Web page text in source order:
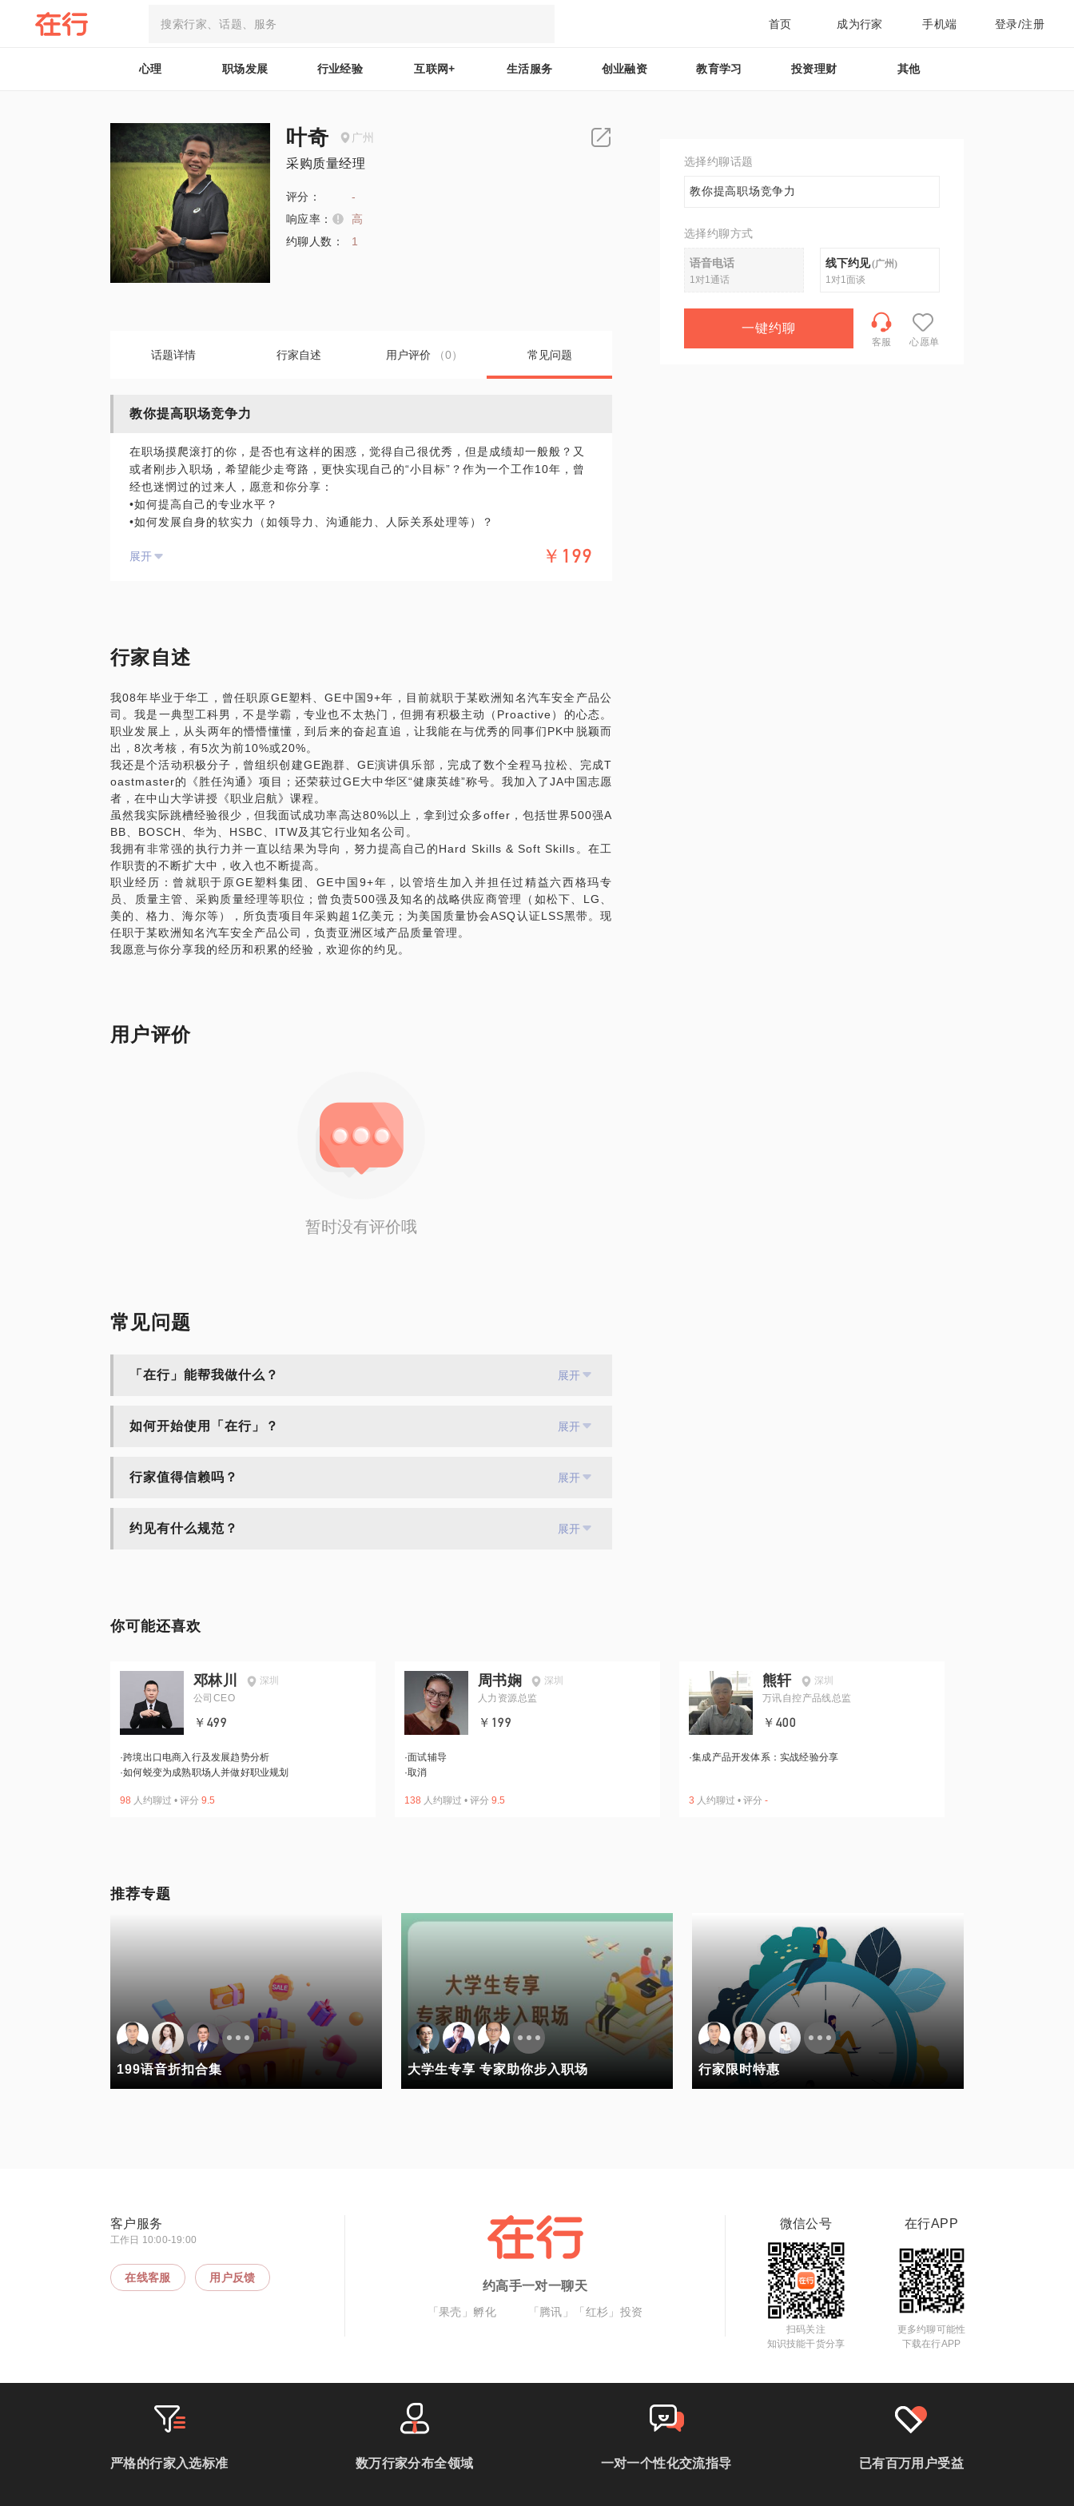
首页 成为行家 手机端 登录/注册
心理 职场发展 行业经验 互联网+ 生活服务 创业融资 教育学习 投资理财 其他
叶奇 广州
采购质量经理
评分：
-
响应率：
高
约聊人数：
1
话题详情 行家自述 用户评价 （0） 常见问题
教你提高职场竞争力
在职场摸爬滚打的你，是否也有这样的困惑，觉得自己很优秀，但是成绩却一般般？又
或者刚步入职场，希望能少走弯路，更快实现自己的“小目标”？作为一个工作10年，曾
经也迷惘过的过来人，愿意和你分享：
•如何提高自己的专业水平？
•如何发展自身的软实力（如领导力、沟通能力、人际关系处理等）？
展开
￥199
行家自述
我08年毕业于华工，曾任职原GE塑料、GE中国9+年，目前就职于某欧洲知名汽车安全产品公
司。我是一典型工科男，不是学霸，专业也不太热门，但拥有积极主动（Proactive）的心态。
职业发展上，从头两年的懵懵懂懂，到后来的奋起直追，让我能在与优秀的同事们PK中脱颖而
出，8次考核，有5次为前10%或20%。
我还是个活动积极分子，曾组织创建GE跑群、GE演讲俱乐部，完成了数个全程马拉松、完成T
oastmaster的《胜任沟通》项目；还荣获过GE大中华区“健康英雄”称号。我加入了JA中国志愿
者，在中山大学讲授《职业启航》课程。
虽然我实际跳槽经验很少，但我面试成功率高达80%以上，拿到过众多offer，包括世界500强A
BB、BOSCH、华为、HSBC、ITW及其它行业知名公司。
我拥有非常强的执行力并一直以结果为导向，努力提高自己的Hard Skills & Soft Skills。在工
作职责的不断扩大中，收入也不断提高。
职业经历：曾就职于原GE塑料集团、GE中国9+年，以管培生加入并担任过精益六西格玛专
员、质量主管、采购质量经理等职位；曾负责500强及知名的战略供应商管理（如松下、LG、
美的、格力、海尔等），所负责项目年采购超1亿美元；为美国质量协会ASQ认证LSS黑带。现
任职于某欧洲知名汽车安全产品公司，负责亚洲区域产品质量管理。
我愿意与你分享我的经历和积累的经验，欢迎你的约见。
用户评价
暂时没有评价哦
常见问题
「在行」能帮我做什么？ 展开
如何开始使用「在行」？ 展开
行家值得信赖吗？ 展开
约见有什么规范？ 展开
选择约聊话题
教你提高职场竞争力
选择约聊方式
语音电话
1对1通话
线下约见(广州)
1对1面谈
一键约聊
客服 心愿单
你可能还喜欢
邓林川
深圳
公司CEO
￥499
·跨境出口电商入行及发展趋势分析
·如何蜕变为成熟职场人并做好职业规划
98 人约聊过 • 评分 9.5
周书娴
深圳
人力资源总监
￥199
·面试辅导
·取消
138 人约聊过 • 评分 9.5
熊轩
深圳
万讯自控产品线总监
￥400
·集成产品开发体系：实战经验分享
3 人约聊过 • 评分 -
推荐专题
199语音折扣合集 大学生专享 专家助你步入职场 行家限时特惠
客户服务
工作日 10:00-19:00
在线客服 用户反馈
约高手一对一聊天
「果壳」孵化 「腾讯」「红杉」投资
微信公号
扫码关注
知识技能干货分享
在行APP
更多约聊可能性
下载在行APP
严格的行家入选标准 数万行家分布全领域 一对一个性化交流指导 已有百万用户受益